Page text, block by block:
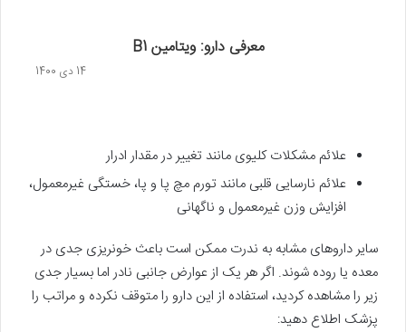
معرفی دارو: ویتامین B1
14 دی 1400
علائم مشکلات کلیوی مانند تغییر در مقدار ادرار
علائم نارسایی قلبی مانند تورم مچ پا و پا، خستگی غیرمعمول،
افزایش وزن غیرمعمول و ناگهانی
سایر داروهای مشابه به ندرت ممکن است باعث خونریزی جدی در
معده یا روده شوند. اگر هر یک از عوارض جانبی نادر اما بسیار جدی
زیر را مشاهده کردید، استفاده از این دارو را متوقف نکرده و مراتب را
پزشک اطلاع دهید: